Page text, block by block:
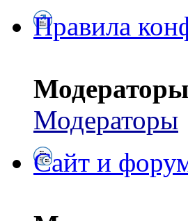
Правила
Модераторы
Сайт и